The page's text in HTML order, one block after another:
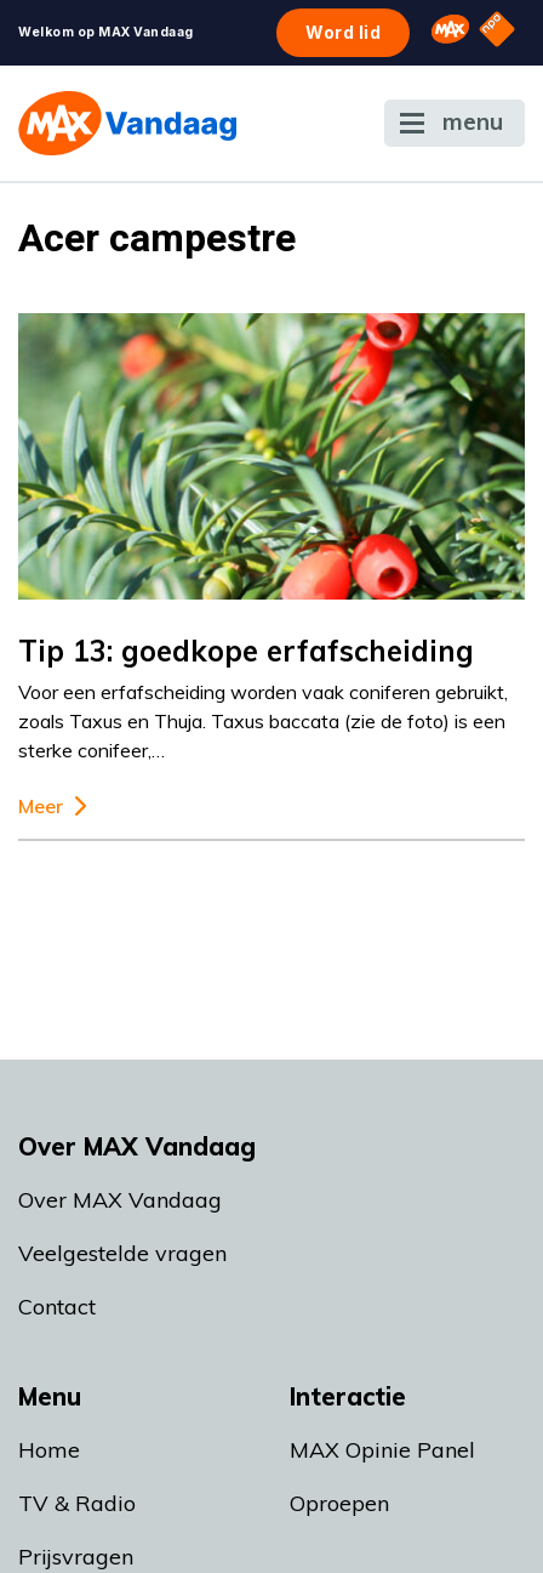
Welkom op MAX Vandaag Word lid Omroep
NPO
menu
Acer campestre
Tip 13: goedkope erfafscheiding
Voor een erfafscheiding worden vaak coniferen gebruikt,
zoals Taxus en Thuja. Taxus baccata (zie de foto) is een
sterke conifeer,…
Meer
Menu
Home
TV & Radio
Prijsvragen
Interactie
MAX Opinie Panel
Oproepen
Over MAX Vandaag
Over MAX Vandaag
Veelgestelde vragen
Contact